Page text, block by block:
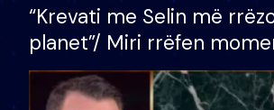
“Krevati me Selin më
planet”/ Miri rrëfen
bukura në shtëpinë e BB
mungojë zilja e mëngjesit